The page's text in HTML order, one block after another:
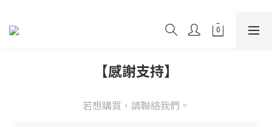
【感謝支持】
若想購買，請聯絡我們。